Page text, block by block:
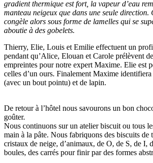
gradient thermique est fort, la vapeur d’eau
manteau neigeux que dans une seule direction.
congèle alors sous forme de lamelles qui se
aboutie à des gobelets.
Thierry, Elie, Louis et Emilie effectuent un
pendant qu’Alice, Elouan et Carole prélèvent
empreintes pour notre expert Maxime. Elie est
celles d’un ours. Finalement Maxime identifiera
(avec un bout pointu) et de lapin.
De retour à l’hôtel nous savourons un bon
goûter.
Nous continuons sur un atelier biscuit ou tous
main à la pâte. Nous fabriquons des biscuits de
cristaux de neige, d’animaux, de O, de S, de I,
boules, des carrés pour finir par des formes